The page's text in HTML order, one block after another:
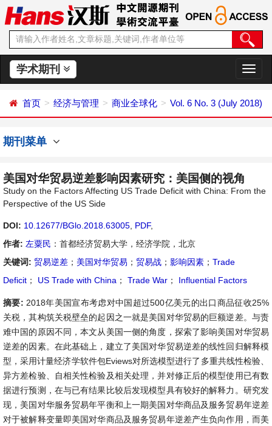
学术期刊
切
换
航
首页 经济与管理 商业全球化 Vol. 6 No. 3 (July 2018)
期刊菜单
美国对华贸易逆差影响因素研究：美国侧的视角
Study on the Factors Affecting US Trade Deficit with China: From the
Perspective of the US Side
DOI: 10.12677/BGlo.2018.63005 PDF,
作者: 左粟民 ：首都经济贸易大学，经济学院，北京
关键词: 贸易逆差 ； 美国对华贸易 ； 贸易战 ； 影响因素 ； Trade
Deficit ； US Trade with China ； Trade War ； Influential Factors
摘要: 2018年美国宣布考虑对中国超过500亿美元的出口商品征收25%
关税，其构筑关税壁垒的起因之一就是美国对华贸易的巨额逆差。与责
难中国的原因不同，本文从美国一侧的角度，探索了影响美国对华贸易
逆差的因素。在此基础上，建立了美国对华贸易逆差的线性回归解释模
型，采用计量经济学软件包Eviews对所选模型进行了多重共线性检验、
异方差检验、自相关性检验及相关处理，并对修正后的模型使用已有数
据进行预测，在与已有结果比较后发现模型具有较好的解释力。研究发
现，美国对华服务贸易年平衡和上一期美国对华商品及服务贸易年逆差
对于被解释变量即美国对华商品及服务贸易年逆差产生负向作用，而美